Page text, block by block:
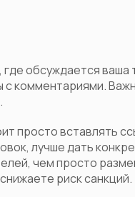
обсуждается ваша
с комментариями.
просто вставлять
лучше дать
чем просто
риск санкций.